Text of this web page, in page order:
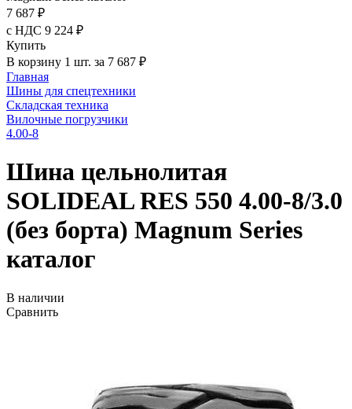
7 687 ₽
с НДС 9 224 ₽
Купить
В корзину 1 шт. за 7 687 ₽
Главная
Шины для спецтехники
Складская техника
Вилочные погрузчики
4.00-8
Шина цельнолитая
SOLIDEAL RES 550 4.00-8/3.0
(без борта) Magnum Series
каталог
В наличии
Сравнить